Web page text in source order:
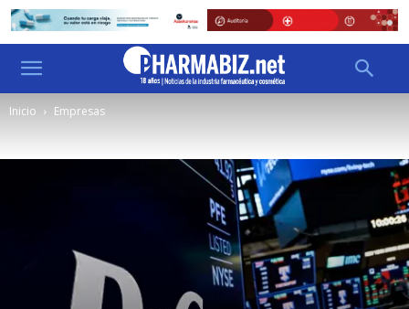
Inicio Empresas